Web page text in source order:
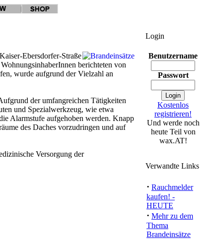
Ebersdorfer-Straße
berichteten von
wurde aufgrund der Vielzahl an
der umfangreichen Tätigkeiten
und Spezialwerkzeug, wie etwa
Alarmstufe aufgehoben werden. Knapp
des Daches vorzudringen und auf
Versorgung der
Login
Benutzername
Passwort
Kostenlos
registrieren!
Und werde noch
heute Teil von
wax.AT!
Verwandte Links
· Rauchmelder
kaufen! -
HEUTE
· Mehr zu dem
Thema
Brandeinsätze